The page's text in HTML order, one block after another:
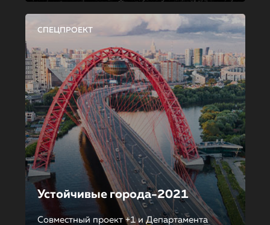
СПЕЦПРОЕКТ
Устойчивые города-2021
Совместный проект +1 и Департамента